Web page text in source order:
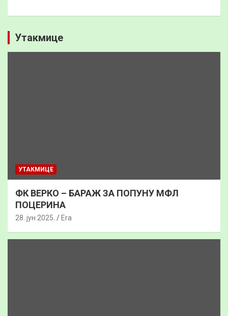
Утакмице
УТАКМИЦЕ
ФК ВЕРКО – БАРАЖ ЗА ПОПУНУ МФЛ
ПОЦЕРИНА
28. јун 2025. Era